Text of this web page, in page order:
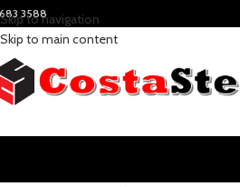
Skip to navigation
Skip to main content
3588